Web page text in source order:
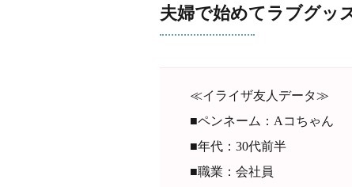
夫婦で始めてラブグッ
≪イライザ友人データ≫
■ペンネーム：Aコちゃん
■年代：30代前半
■職業：会社員